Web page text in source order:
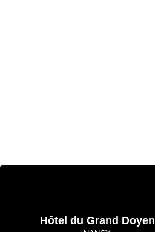
Hôtel du Grand Doyen